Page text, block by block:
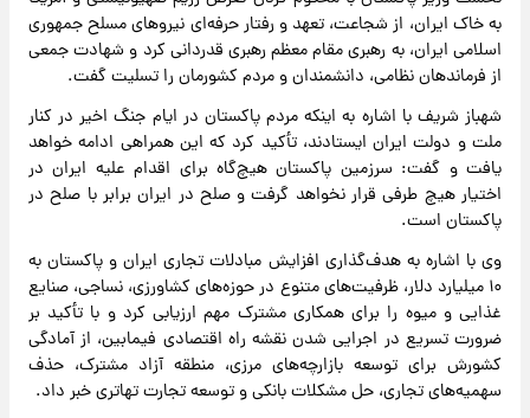
به خاک ایران، از شجاعت، تعهد و رفتار حرفه‌ای نیروهای مسلح جمهوری
اسلامی ایران، به رهبری مقام معظم رهبری قدردانی کرد و شهادت جمعی
از فرماندهان نظامی، دانشمندان و مردم کشورمان را تسلیت گفت.
شهباز شریف با اشاره به اینکه مردم پاکستان در ایام جنگ اخیر در کنار
ملت و دولت ایران ایستادند، تأکید کرد که این همراهی ادامه خواهد
یافت و گفت: سرزمین پاکستان هیچ‌گاه برای اقدام علیه ایران در
اختیار هیچ طرفی قرار نخواهد گرفت و صلح در ایران برابر با صلح در
پاکستان است.
وی با اشاره به هدف‌گذاری افزایش مبادلات تجاری ایران و پاکستان به
۱۰ میلیارد دلار، ظرفیت‌های متنوع در حوزه‌های کشاورزی، نساجی، صنایع
غذایی و میوه را برای همکاری مشترک مهم ارزیابی کرد و با تأکید بر
ضرورت تسریع در اجرایی شدن نقشه راه اقتصادی فیمابین، از آمادگی
کشورش برای توسعه بازارچه‌های مرزی، منطقه آزاد مشترک، حذف
سهمیه‌های تجاری، حل مشکلات بانکی و توسعه تجارت تهاتری خبر داد.